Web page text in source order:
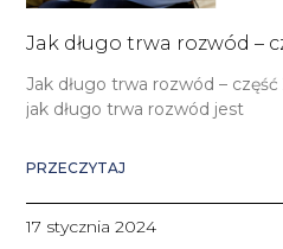
Jak długo trwa rozwód –
Jak długo trwa rozwód –
jak długo trwa rozwód jest
PRZECZYTAJ
17 stycznia 2024